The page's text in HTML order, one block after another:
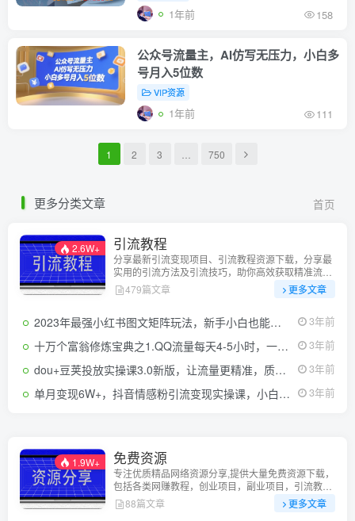
1年前 158
公众号流量主，AI仿写无压力，小白多
号月入5位数
VIP资源
1年前 111
1 2 3 750
更多分类文章 首页
2.6W+ 引流教程
分享最新引流变现项目、引流教程资源下载，分享最
实用的引流方法及引流技巧，助你高效获取精准流
量！479篇文章 更多文章
2023年最强小红书图文矩阵玩法，新手小白也能轻松日引100+精准创业粉，纯实操教学，不容错过！ 3年前
十万个富翁修炼宝典之1.QQ流量每天4-5小时，一天500-1000 3年前
dou+豆荚投放实操课3.0新版，让流量更精准，质量更高，告别无效流量 3年前
单月变现6W+，抖音情感粉引流变现实操课，小白可做，轻松上手，独家赛道【揭秘】 3年前
1.9W+ 免费资源
专注优质精品网络资源分享,提供大量免费资源下载，
包括各类网赚教程，创业项目，副业项目，引流教程
以及其他稀缺资源，本页面所有资源免费下载。
88篇文章 更多文章